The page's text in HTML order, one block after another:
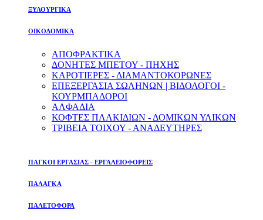
ΞΥΛΟΥΡΓΙΚΑ
ΟΙΚΟΔΟΜΙΚΑ
ΑΠΟΦΡΑΚΤΙΚΑ
ΔΟΝΗΤΕΣ ΜΠΕΤΟΥ - ΠΗΧΗΣ
ΚΑΡΟΤΙΕΡΕΣ - ΔΙΑΜΑΝΤΟΚΟΡΩΝΕΣ
ΕΠΕΞΕΡΓΑΣΙΑ ΣΩΛΗΝΩΝ | ΒΙΔΟΛΟΓΟΙ -
ΚΟΥΡΜΠΑΔΟΡΟΙ
ΑΛΦΑΔΙΑ
ΚΟΦΤΕΣ ΠΛΑΚΙΔΙΩΝ - ΔΟΜΙΚΩΝ ΥΛΙΚΩΝ
ΤΡΙΒΕΙΑ ΤΟΙΧΟΥ - ΑΝΑΔΕΥΤΗΡΕΣ
ΠΑΓΚΟΙ ΕΡΓΑΣΙΑΣ - ΕΡΓΑΛΕΙΟΦΟΡΕΙΣ
ΠΑΛΑΓΚΑ
ΠΑΛΕΤΟΦΟΡΑ